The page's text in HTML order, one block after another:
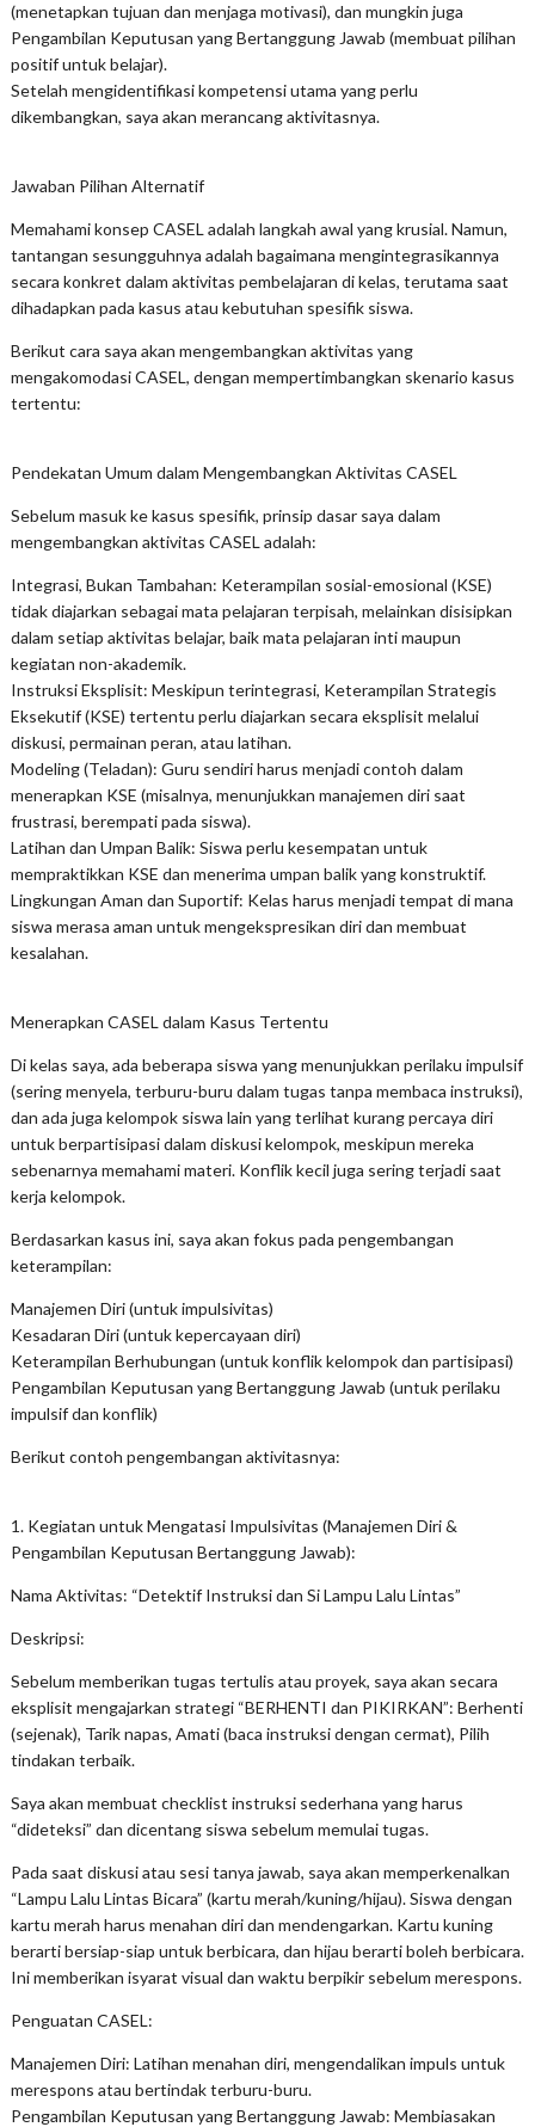
(menetapkan tujuan dan menjaga motivasi), dan mungkin juga
Pengambilan Keputusan yang Bertanggung Jawab (membuat pilihan
positif untuk belajar).
Setelah mengidentifikasi kompetensi utama yang perlu
dikembangkan, saya akan merancang aktivitasnya.
Jawaban Pilihan Alternatif
Memahami konsep CASEL adalah langkah awal yang krusial. Namun,
tantangan sesungguhnya adalah bagaimana mengintegrasikannya
secara konkret dalam aktivitas pembelajaran di kelas, terutama saat
dihadapkan pada kasus atau kebutuhan spesifik siswa.
Berikut cara saya akan mengembangkan aktivitas yang
mengakomodasi CASEL, dengan mempertimbangkan skenario kasus
tertentu:
Pendekatan Umum dalam Mengembangkan Aktivitas CASEL
Sebelum masuk ke kasus spesifik, prinsip dasar saya dalam
mengembangkan aktivitas CASEL adalah:
Integrasi, Bukan Tambahan: Keterampilan sosial-emosional (KSE)
tidak diajarkan sebagai mata pelajaran terpisah, melainkan disisipkan
dalam setiap aktivitas belajar, baik mata pelajaran inti maupun
kegiatan non-akademik.
Instruksi Eksplisit: Meskipun terintegrasi, Keterampilan Strategis
Eksekutif (KSE) tertentu perlu diajarkan secara eksplisit melalui
diskusi, permainan peran, atau latihan.
Modeling (Teladan): Guru sendiri harus menjadi contoh dalam
menerapkan KSE (misalnya, menunjukkan manajemen diri saat
frustrasi, berempati pada siswa).
Latihan dan Umpan Balik: Siswa perlu kesempatan untuk
mempraktikkan KSE dan menerima umpan balik yang konstruktif.
Lingkungan Aman dan Suportif: Kelas harus menjadi tempat di mana
siswa merasa aman untuk mengekspresikan diri dan membuat
kesalahan.
Menerapkan CASEL dalam Kasus Tertentu
Di kelas saya, ada beberapa siswa yang menunjukkan perilaku impulsif
(sering menyela, terburu-buru dalam tugas tanpa membaca instruksi),
dan ada juga kelompok siswa lain yang terlihat kurang percaya diri
untuk berpartisipasi dalam diskusi kelompok, meskipun mereka
sebenarnya memahami materi. Konflik kecil juga sering terjadi saat
kerja kelompok.
Berdasarkan kasus ini, saya akan fokus pada pengembangan
keterampilan:
Manajemen Diri (untuk impulsivitas)
Kesadaran Diri (untuk kepercayaan diri)
Keterampilan Berhubungan (untuk konflik kelompok dan partisipasi)
Pengambilan Keputusan yang Bertanggung Jawab (untuk perilaku
impulsif dan konflik)
Berikut contoh pengembangan aktivitasnya:
1. Kegiatan untuk Mengatasi Impulsivitas (Manajemen Diri &
Pengambilan Keputusan Bertanggung Jawab):
Nama Aktivitas: “Detektif Instruksi dan Si Lampu Lalu Lintas”
Deskripsi:
Sebelum memberikan tugas tertulis atau proyek, saya akan secara
eksplisit mengajarkan strategi “BERHENTI dan PIKIRKAN”: Berhenti
(sejenak), Tarik napas, Amati (baca instruksi dengan cermat), Pilih
tindakan terbaik.
Saya akan membuat checklist instruksi sederhana yang harus
“dideteksi” dan dicentang siswa sebelum memulai tugas.
Pada saat diskusi atau sesi tanya jawab, saya akan memperkenalkan
“Lampu Lalu Lintas Bicara” (kartu merah/kuning/hijau). Siswa dengan
kartu merah harus menahan diri dan mendengarkan. Kartu kuning
berarti bersiap-siap untuk berbicara, dan hijau berarti boleh berbicara.
Ini memberikan isyarat visual dan waktu berpikir sebelum merespons.
Penguatan CASEL:
Manajemen Diri: Latihan menahan diri, mengendalikan impuls untuk
merespons atau bertindak terburu-buru.
Pengambilan Keputusan yang Bertanggung Jawab: Membiasakan